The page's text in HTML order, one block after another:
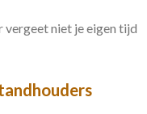
vergeet niet je eigen tijd